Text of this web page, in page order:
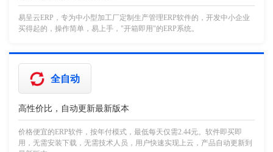
易呈云ERP，专为中小型加工厂定制生产管理ERP软件的，开发中小企业
买得起的，操作简单，易上手，"开箱即用"的ERP系统。
全自动
高性价比，自动更新最新版本
价格便宜的ERP软件，按年付模式，最低每天仅需2.44元。软件即买即
用，无需安装下载，无需技术人员，用户快速实现上云，产品自动更新到